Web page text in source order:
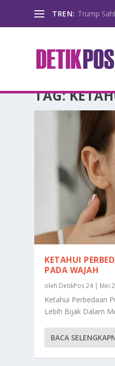
TREN: Trump
TAG:
KETAHUI
PADA WAJAH
oleh DetikPos 24| Mei
Ketahui Perbedaan
Lebih Bijak Dalam
BACA